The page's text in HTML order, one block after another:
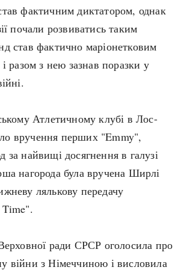
фактичним диктатором, однак
почали розвиватись таким
став фактично маріонетковим
і разом з нею зазнав поразки у
Атлетичному клубі в Лос-
вручення перших "Emmy",
за найвищі досягнення в галузі
нагорода була вручена Ширлі
лялькову передачу
ради СРСР оголосила про
війни з Німеччиною і висловила